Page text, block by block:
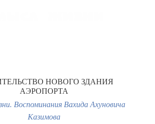
НОВОГО ЗДАНИЯ
АЭРОПОРТА
Воспоминания Вахида Ахуновича
Казимова